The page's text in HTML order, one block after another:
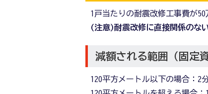
1戸当たりの耐震改修工事費が50
(注意)耐震改修に直接関係のな
減額される範囲（固定
120平方メートル以下の場合：2